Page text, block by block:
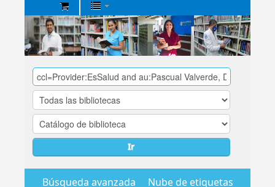
Biblioteca
Central
EsSalud
Ir
Búsqueda avanzada Nube de etiquetas